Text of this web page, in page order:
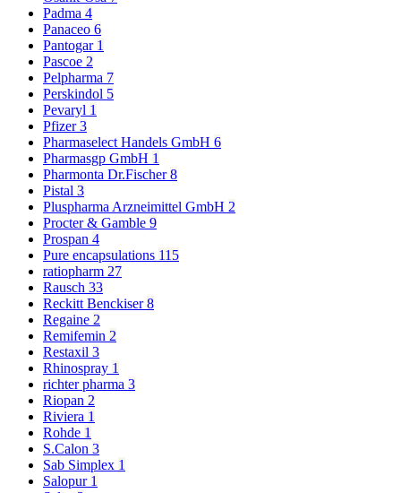
Padma 4
Panaceo 6
Pantogar 1
Pascoe 2
Pelpharma 7
Perskindol 5
Pevaryl 1
Pfizer3
Pharmaselect Handels GmbH 6
Pharmasgp GmbH 1
Pharmonta Dr.Fischer8
Pistal 3
Pluspharma Arzneimittel GmbH 2
Procter & Gamble 9
Prospan 4
Pure encapsulations 115
ratiopharm 27
Rausch 33
Reckitt Benckiser8
Regaine 2
Remifemin 2
Restaxil 3
Rhinospray 1
richter pharma 3
Riopan 2
Riviera 1
Rohde 1
S.Calon 3
Sab Simplex 1
Salopur 1